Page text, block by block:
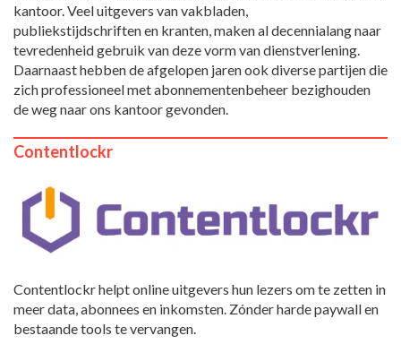
kantoor. Veel uitgevers van vakbladen,
publiekstijdschriften en kranten, maken al decennialang naar
tevredenheid gebruik van deze vorm van dienstverlening.
Daarnaast hebben de afgelopen jaren ook diverse partijen die
zich professioneel met abonnementenbeheer bezighouden
de weg naar ons kantoor gevonden.
Contentlockr
Contentlockr helpt online uitgevers hun lezers om te zetten in
meer data, abonnees en inkomsten. Zónder harde paywall en
bestaande tools te vervangen.